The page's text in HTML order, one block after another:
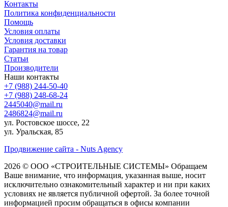
Контакты
Политика конфиденциальности
Помощь
Условия оплаты
Условия доставки
Гарантия на товар
Статьи
Производители
Наши контакты
+7 (988) 244-50-40
+7 (988) 248-68-24
2445040@mail.ru
2486824@mail.ru
ул. Ростовское шоссе, 22
ул. Уральская, 85
Продвижение сайта - Nuts Agency
2026 © ООО «СТРОИТЕЛЬНЫЕ СИСТЕМЫ» Обращаем
Ваше внимание, что информация, указанная выше, носит
исключительно ознакомительный характер и ни при каких
условиях не является публичной офертой. За более точной
информацией просим обращаться в офисы компании